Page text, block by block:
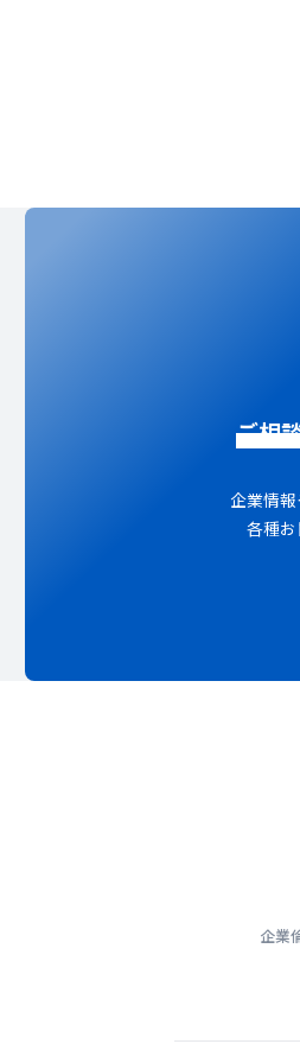
ご相
企業情
各種
企業